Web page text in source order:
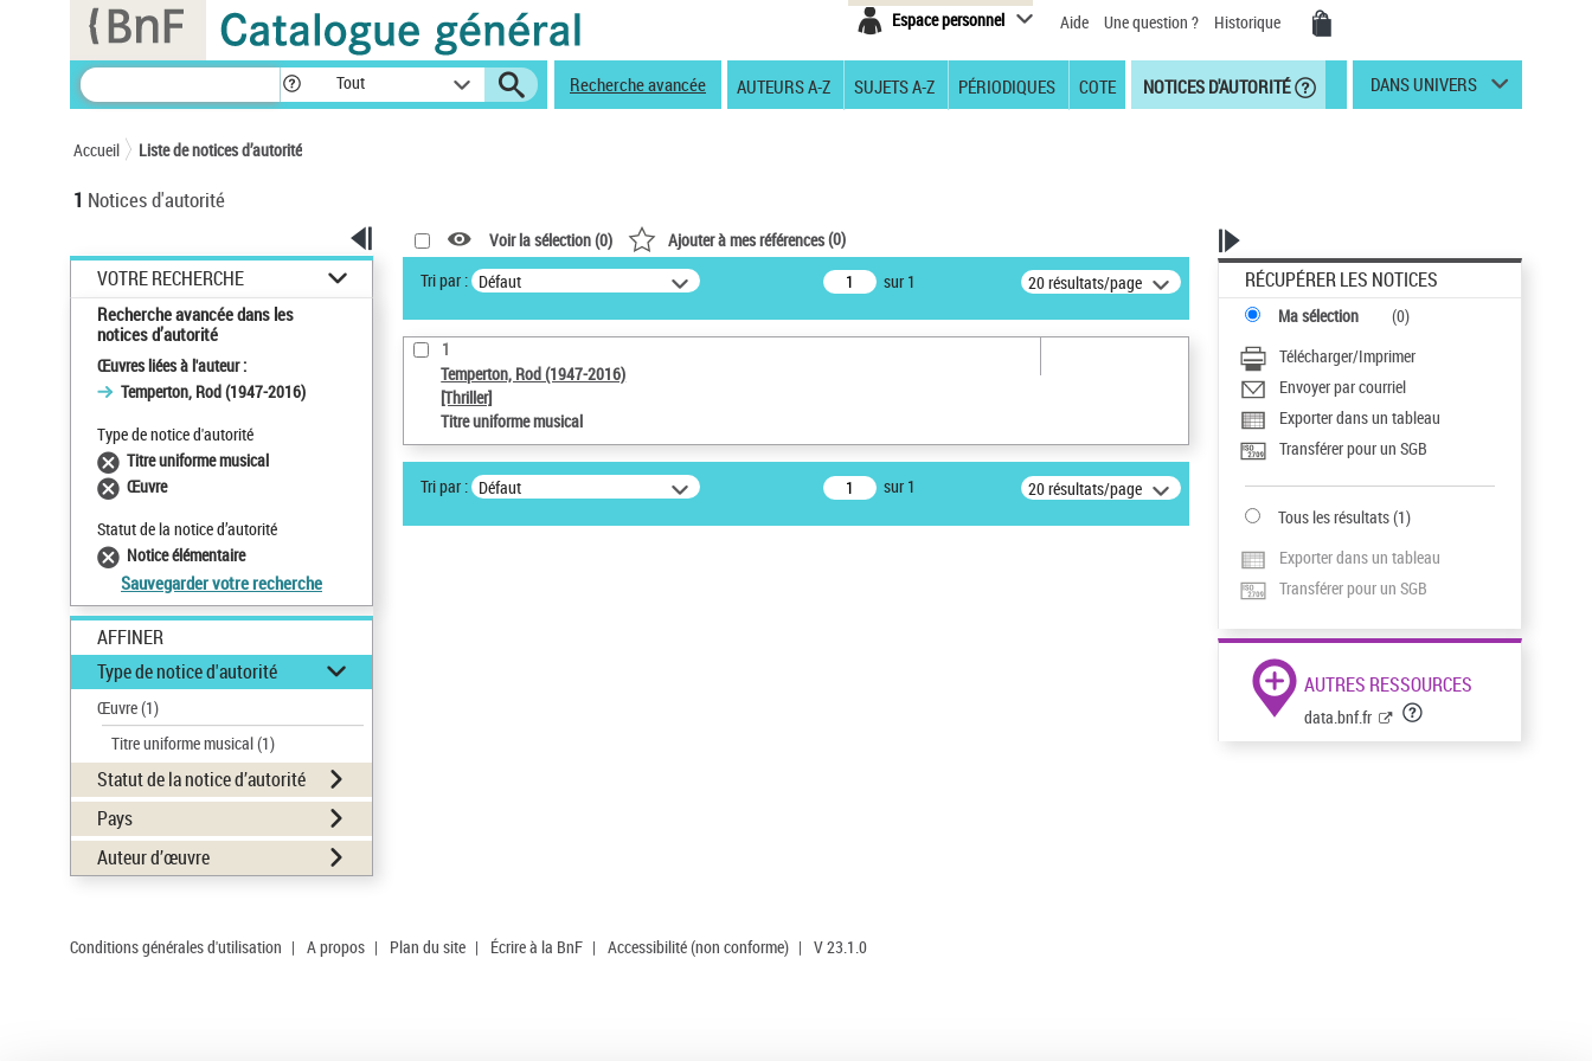
Espace personnel Aide Une question ? Historique
Tout Recherche avancée AUTEURS A-Z SUJETS A-Z PÉRIODIQUES COTE NOTICES D'AUTORITÉ DANS UNIVERS
Accueil Liste de notices d’autorité
1 Notices d'autorité
VOTRE RECHERCHE
Recherche avancée dans les
notices d’autorité
Œuvres liées à l'auteur :
Temperton, Rod (1947-2016)
Type de notice d'autorité
Titre uniforme musical
Œuvre
Statut de la notice d’autorité
Notice élémentaire
Sauvegarder votre recherche
AFFINER
Type de notice d'autorité
Œuvre(1)
Titre uniforme musical(1)
Statut de la notice d’autorité
Pays
Auteur d’œuvre
Voir la sélection (0) Ajouter à mes références(0)
Tri par : Défaut sur 1 20 résultats/page
1
Temperton, Rod (1947-2016)
[Thriller]
Titre uniforme musical
Tri par : Défaut sur 1 20 résultats/page
RÉCUPÉRER LES NOTICES
Ma sélection (0)
Télécharger/Imprimer
Envoyer par courriel
Exporter dans un tableau
Transférer pour un SGB
Tous les résultats(1)
Exporter dans un tableau
Transférer pour un SGB
AUTRES RESSOURCES
data.bnf.fr
Conditions générales d'utilisation | A propos | Plan du site | Écrire à la BnF | Accessibilité (non conforme) | V 23.1.0
Panneau de gestion des cookies